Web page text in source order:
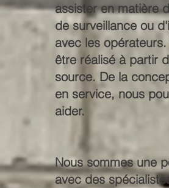
assister en matière
de surveillance ou
avec les
être réalisé à partir
source. De la
en service, nous
aider.
Nous sommes une
avec des